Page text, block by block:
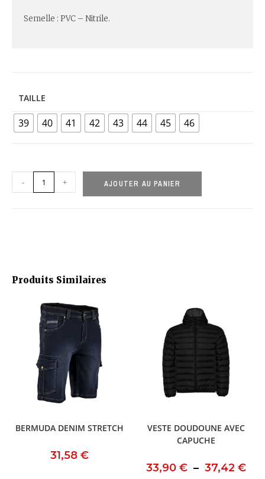
Semelle : PVC – Nitrile.
TAILLE
39 40 41 42 43 44 45 46
- + AJOUTER AU PANIER
Produits Similaires
BERMUDA DENIM STRETCH
31,58 €
VESTE DOUDOUNE AVEC
CAPUCHE
33,90 € – 37,42 €